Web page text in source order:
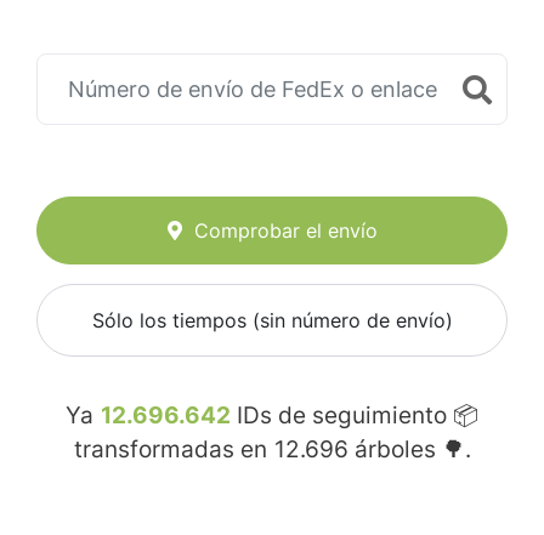
Comprobar el envío
Sólo los tiempos (sin número de envío)
Ya 12.696.642 IDs de seguimiento 📦
transformadas en 12.696 árboles 🌳.